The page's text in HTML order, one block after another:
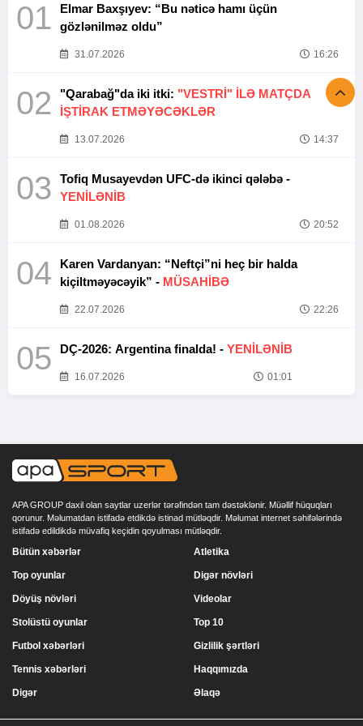
01
Elmar Baxşıyev: “Bu nəticə hamı üçün
gözlənilməz oldu”
31.07.2026 16:26
02 "Qarabağ"da iki itki: "VESTRİ" İLƏ MATÇDA
İŞTİRAK ETMƏYƏCƏKLƏR
13.07.2026 14:37
03
Tofiq Musayevdən UFC-də ikinci qələbə -
YENİLƏNİB
01.08.2026 20:52
04
Karen Vardanyan: “Neftçi”ni heç bir halda
kiçiltməyəcəyik” - MÜSAHİBƏ
22.07.2026 22:26
05 DÇ-2026: Argentina finalda! - YENİLƏNİB
16.07.2026 01:01
APA GROUP daxil olan saytlar uzerlər tərəfindən tam dəstəklənir. Müəllif hüquqları
qorunur. Məlumatdan istifadə etdikdə istinad mütləqdir. Məlumat internet səhifələrində
istifadə edildikdə müvafiq keçidin qoyulması mütləqdir.
Bütün xəbərlər
Top oyunlar
Döyüş növləri
Stolüstü oyunlar
Atletika
Digər növləri
Videolar
Top 10
Futbol xəbərləri
Tennis xəbərləri
Digər
Gizlilik şərtləri
Haqqımızda
Əlaqə